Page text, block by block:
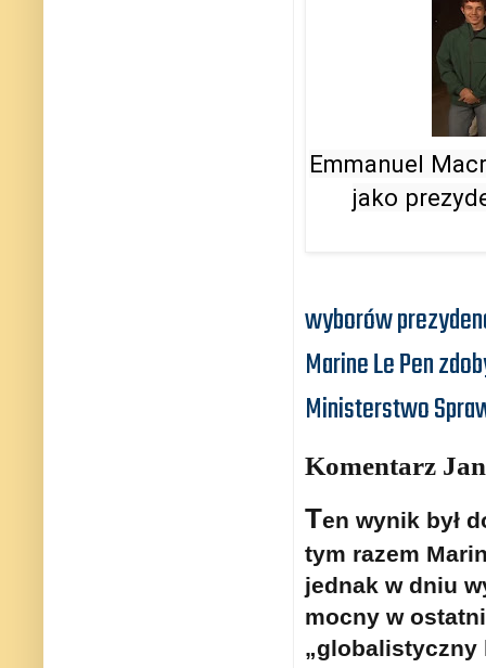
Emmanuel
jako
wyborów
Marine Le Pen
Ministerstwo
Komentarz
Ten wynik był
tym razem
jednak w dniu
mocny w
„globalistyczny